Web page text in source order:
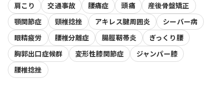
肩こり 交通事故 腰痛症 頭痛
産後骨盤矯正
顎関節症
頸椎捻挫 アキレス腱周囲炎
シーバー病
眼精疲労
腰椎分離症 腸脛靭帯炎
ぎっくり腰
胸郭出口症候群
変形性膝関節症
ジャンパー膝
腰椎捻挫